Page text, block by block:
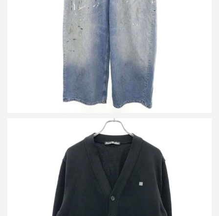
買取金額30,000円
詳しく見る
アクネストゥディオズ Vネックコットンカーディガン FA-UX-